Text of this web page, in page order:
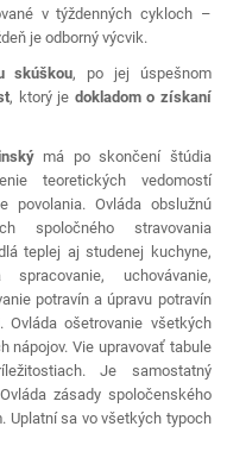
v týždenných cykloch –
je odborný výcvik.
skúškou, po jej úspešnom
, ktorý je dokladom o získaní
má po skončení štúdia
teoretických vedomostí
povolania. Ovláda obslužnú
spoločného stravovania
teplej aj studenej kuchyne,
uchovávanie,
potravín a úpravu potravín
Ovláda ošetrovanie všetkých
nápojov. Vie upravovať tabule
Je samostatný
zásady spoločenského
Uplatní sa vo všetkých typoch